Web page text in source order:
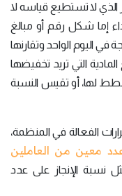
لا تستطيع قياسه لا
إما شكل رقم أو مبالغ
اليوم الواحد وتقارنها
التي تريد تخفيضها
لها، أو تقيس النسبة
الفعالة في المنظمة،
معين من العاملين
نسبة الإنجاز على عدد